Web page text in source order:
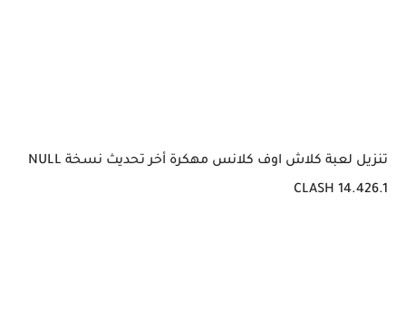
تنزيل لعبة كلاش اوف كلانس مهكرة أخر تحديث نسخة NULL
CLASH 14.426.1